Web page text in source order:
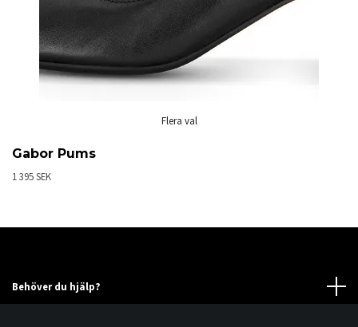
Flera val
Gabor Pums
1 395 SEK
Behöver du hjälp?